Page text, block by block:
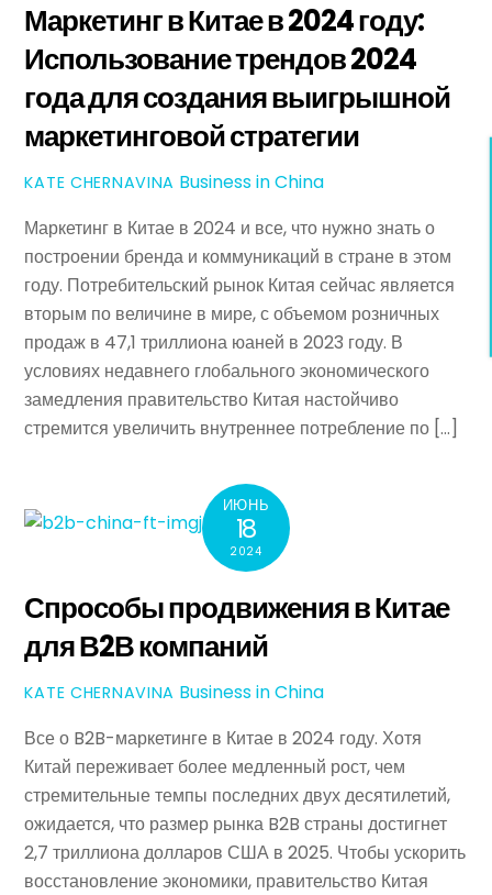
Маркетинг в Китае в 2024 году:
Использование трендов 2024
года для создания выигрышной
маркетинговой стратегии
KATE CHERNAVINA Business in China
Маркетинг в Китае в 2024 и все, что нужно знать о
построении бренда и коммуникаций в стране в этом
году. Потребительский рынок Китая сейчас является
вторым по величине в мире, с объемом розничных
продаж в 47,1 триллиона юаней в 2023 году. В
условиях недавнего глобального экономического
замедления правительство Китая настойчиво
стремится увеличить внутреннее потребление по […]
ИЮНЬ
18
2024
Спрособы продвижения в Китае
для В2В компаний
KATE CHERNAVINA Business in China
Все о B2B-маркетинге в Китае в 2024 году. Хотя
Китай переживает более медленный рост, чем
стремительные темпы последних двух десятилетий,
ожидается, что размер рынка B2B страны достигнет
2,7 триллиона долларов США в 2025. Чтобы ускорить
восстановление экономики, правительство Китая